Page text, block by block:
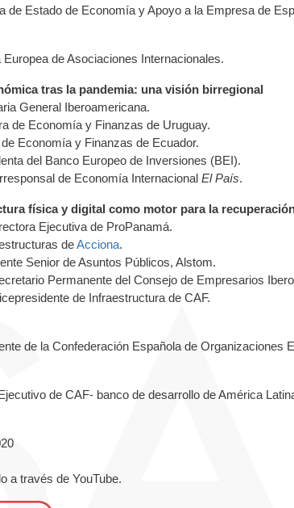
de Estado de Economía y Apoyo a la Empresa de
Europea de Asociaciones Internacionales.
tras la pandemia: una visión birregional
General Iberoamericana.
de Economía y Finanzas de Uruguay.
Economía y Finanzas de Ecuador.
del Banco Europeo de Inversiones (BEI).
de Economía Internacional El País.
física y digital como motor para la
Ejecutiva de ProPanamá.
deAcciona.
Senior de Asuntos Públicos, Alstom.
Permanente del Consejo de Empresarios
de Infraestructura de CAF.
de la Confederación Española de Organizaciones
de CAF- banco de desarrollo de América
a través de YouTube.